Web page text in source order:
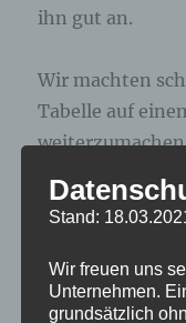
ihn gut an.
Wir machten
Tabelle auf
noch
Was sprach
Abend nicht,
Stand:
Wir freuen uns
Unternehmen.
grundsätzlich